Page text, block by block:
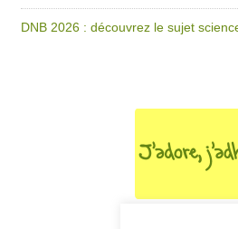
DNB 2026 : découvrez le sujet